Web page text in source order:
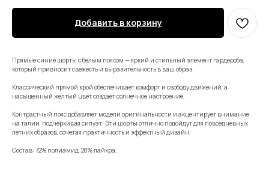
Добавить в корзину
Прямые синие шорты с белым поясом — яркий и стильный элемент гардероба,
который привносит свежесть и выразительность в ваш образ.
Классический прямой крой обеспечивает комфорт и свободу движений, а
насыщенный жёлтый цвет создаёт солнечное настроение.
Контрастный пояс добавляет модели оригинальности и акцентирует внимание
на талии, подчёркивая силуэт. Эти шорты отлично подойдут для повседневных
летних образов, сочетая практичность и эффектный дизайн.
Состав: 72% полиамид, 28% лайкра;